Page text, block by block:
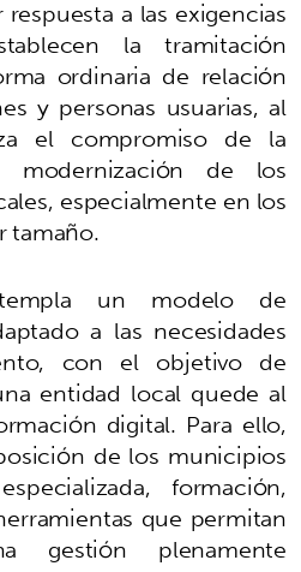
a las exigencias
la tramitación
ordinaria de relación
y personas usuarias, al
el compromiso de la
de los
especialmente en los
tamaño.
un modelo de
a las necesidades
con el objetivo de
entidad local quede al
digital. Para ello,
de los municipios
formación,
que permitan
gestión plenamente